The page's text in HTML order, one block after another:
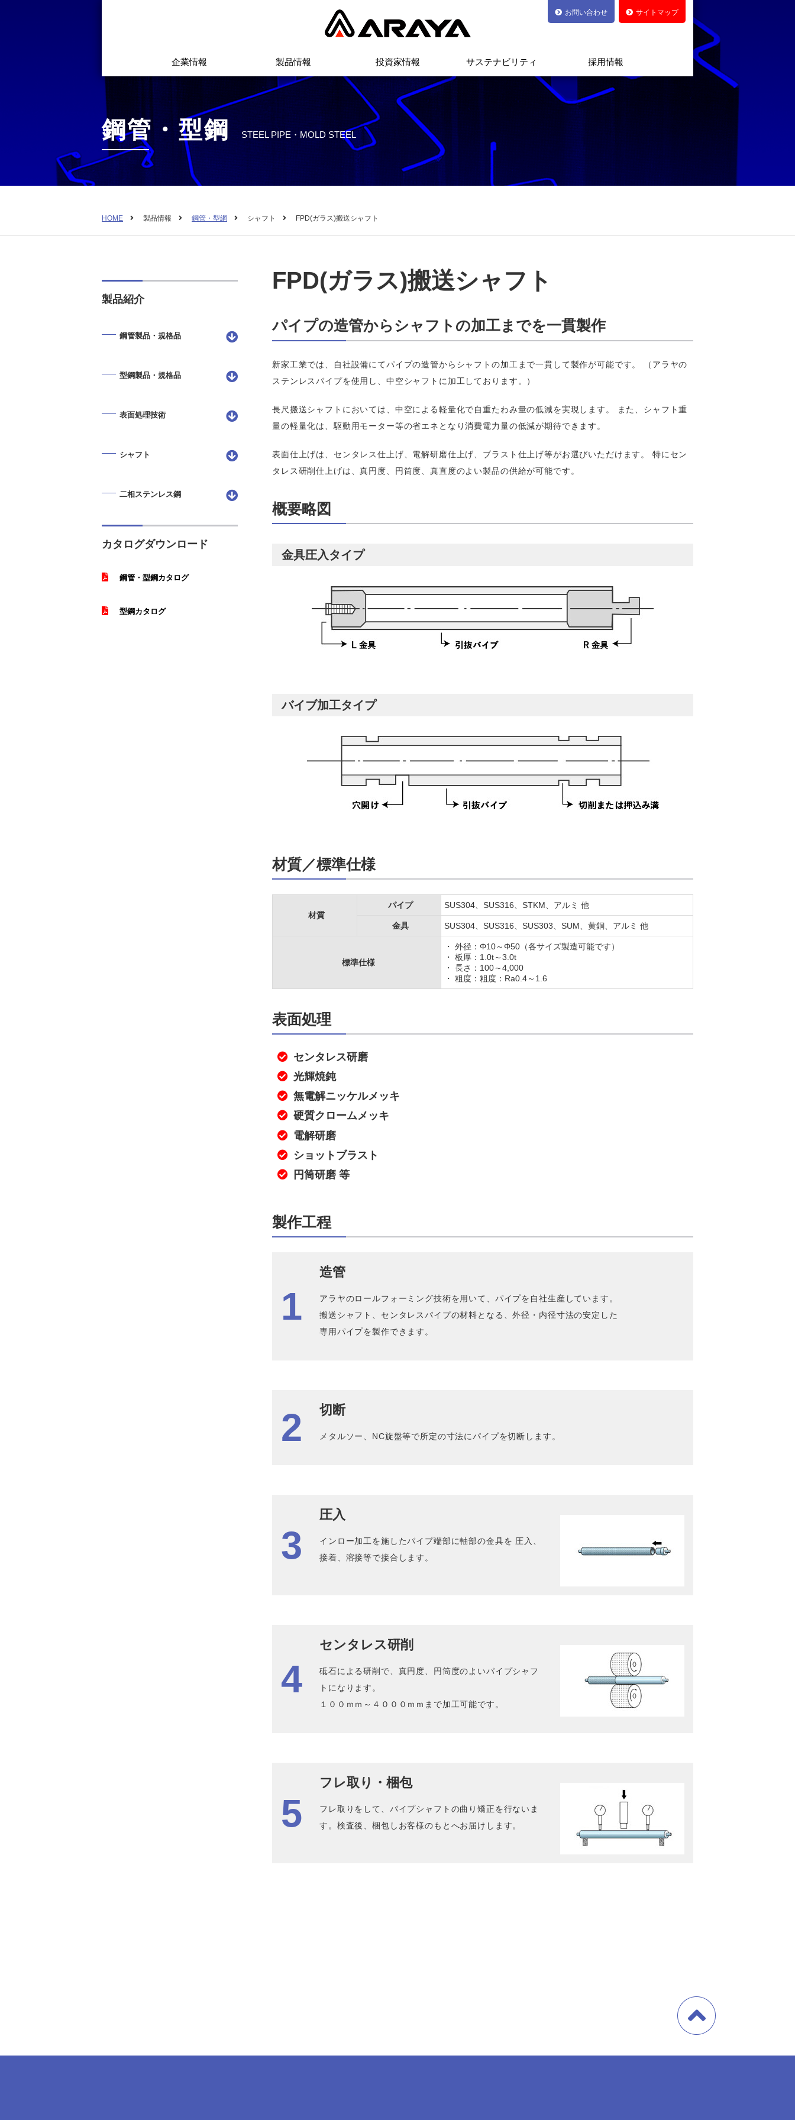
お問い合わせ サイトマップ
企業情報 製品情報 投資家情報 サステナビリティ 採用情報
鋼管・型鋼 STEEL PIPE・MOLD STEEL
HOME 製品情報 鋼管・型網 シャフト FPD(ガラス)搬送シャフト
FPD(ガラス)搬送シャフト
パイプの造管からシャフトの加工までを一貫製作
新家工業では、自社設備にてパイプの造管からシャフトの加工まで一貫して製作が可能です。 （アラヤの
ステンレスパイプを使用し、中空シャフトに加工しております。）
長尺搬送シャフトにおいては、中空による軽量化で自重たわみ量の低減を実現します。 また、シャフト重
量の軽量化は、駆動用モーター等の省エネとなり消費電力量の低減が期待できます。
表面仕上げは、センタレス仕上げ、電解研磨仕上げ、ブラスト仕上げ等がお選びいただけます。 特にセン
タレス研削仕上げは、真円度、円筒度、真直度のよい製品の供給が可能です。
概要略図
金具圧入タイプ
バイブ加工タイプ
材質／標準仕様
材質
パイプ SUS304、SUS316、STKM、アルミ 他
金具 SUS304、SUS316、SUS303、SUM、黄銅、アルミ 他
標準仕様
・ 外径：Φ10～Φ50（各サイズ製造可能です）
・ 板厚：1.0t～3.0t
・ 長さ：100～4,000
・ 粗度：粗度：Ra0.4～1.6
表面処理
センタレス研磨
光輝焼鈍
無電解ニッケルメッキ
硬質クロームメッキ
電解研磨
ショットブラスト
円筒研磨 等
製作工程
造管
アラヤのロールフォーミング技術を用いて、パイプを自社生産しています。
搬送シャフト、センタレスパイプの材料となる、外径・内径寸法の安定した
専用パイプを製作できます。
切断
メタルソー、NC旋盤等で所定の寸法にパイプを切断します。
圧入
インロー加工を施したパイプ端部に軸部の金具を 圧入、
接着、溶接等で接合します。
センタレス研削
砥石による研削で、真円度、円筒度のよいパイプシャフ
トになります。
１００ｍｍ～４０００ｍｍまで加工可能です。
フレ取り・梱包
フレ取りをして、パイプシャフトの曲り矯正を行ないま
す。検査後、梱包しお客様のもとへお届けします。
製品紹介
鋼管製品・規格品
型鋼製品・規格品
表面処理技術
シャフト
二相ステンレス鋼
カタログダウンロード
鋼管・型鋼カタログ
型鋼カタログ